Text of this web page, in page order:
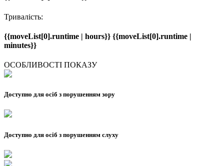
Тривалість:
{{moveList[0].runtime | hours}} {{moveList[0].runtime |
minutes}}
ОСОБЛИВОСТІ ПОКАЗУ
Доступно для осіб з порушенням зору
Доступно для осіб з порушенням слуху